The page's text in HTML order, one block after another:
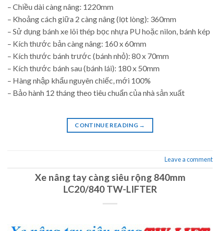
– Chiều dài càng nâng: 1220mm
– Khoảng cách giữa 2 càng nâng (lọt lòng): 360mm
– Sử dụng bánh xe lõi thép bọc nhựa PU hoặc nilon, bánh kép
– Kích thước bản càng nâng: 160 x 60mm
– Kích thước bánh trước (bánh nhỏ): 80 x 70mm
– Kích thước bánh sau (bánh lái): 180 x 50mm
– Hàng nhập khẩu nguyên chiếc, mới 100%
– Bảo hành 12 tháng theo tiêu chuẩn của nhà sản xuất
CONTINUE READING →
Leave a comment
Xe nâng tay càng siêu rộng 840mm
LC20/840 TW-LIFTER